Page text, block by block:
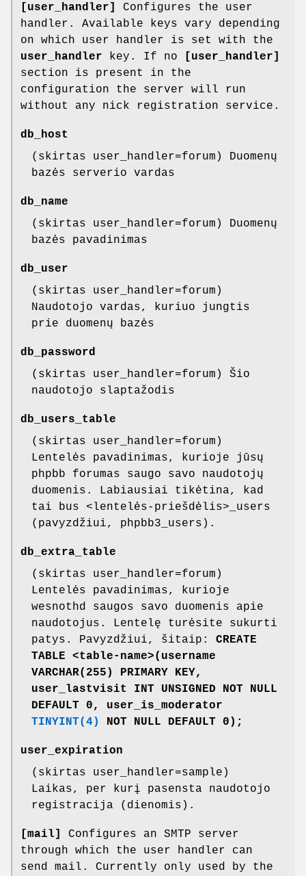
[user_handler]
Configures the user
handler. Available keys vary depending
on which user handler is set with the
user_handler key. If no
[user_handler]
section is present in the
configuration the server will run
without any nick registration service.
db_host
(skirtas user_handler=forum) Duomenų
bazės serverio vardas
db_name
(skirtas user_handler=forum) Duomenų
bazės pavadinimas
db_user
(skirtas user_handler=forum)
Naudotojo vardas, kuriuo jungtis
prie duomenų bazės
db_password
(skirtas user_handler=forum) Šio
naudotojo slaptažodis
db_users_table
(skirtas user_handler=forum)
Lentelės pavadinimas, kurioje jūsų
phpbb forumas saugo savo naudotojų
duomenis. Labiausiai tikėtina, kad
tai bus <lentelės-priešdėlis>_users
(pavyzdžiui, phpbb3_users).
db_extra_table
(skirtas user_handler=forum)
Lentelės pavadinimas, kurioje
wesnothd saugos savo duomenis apie
naudotojus. Lentelę turėsite sukurti
patys. Pavyzdžiui, šitaip: CREATE
TABLE <table-name>(username
VARCHAR(255) PRIMARY
KEY,
user_lastvisit INT UNSIGNED NOT NULL
DEFAULT 0, user_is_moderator
TINYINT(4)
NOT NULL DEFAULT 0);
user_expiration
(skirtas user_handler=sample)
Laikas, per kurį pasensta naudotojo
registracija (dienomis).
[mail]
Configures an SMTP server
through which the user handler can
send mail. Currently only used by the